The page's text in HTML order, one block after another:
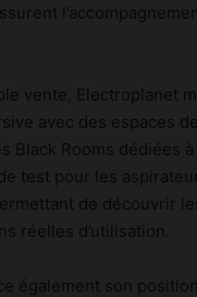
vente, Electroplanet
avec des espaces de
Black Rooms dédiées à
test pour les
de découvrir
réelles d’utilisation.
également son